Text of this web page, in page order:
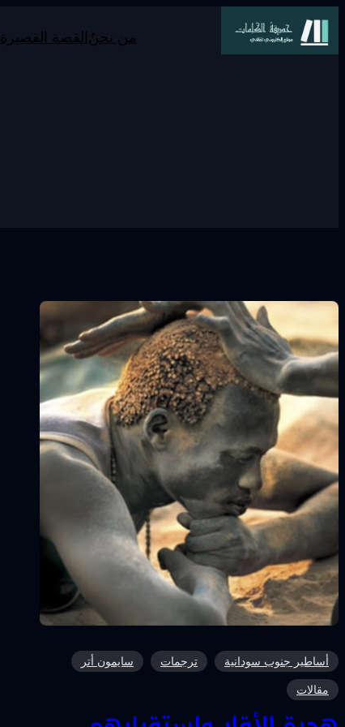
تخطى
إلى
من نحنُ القصة القصيرة
أساطير جنوب سودانية ترجمات سايمون أتر
مقالات